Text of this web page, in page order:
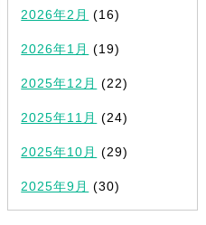
2026年2月 (16)
2026年1月 (19)
2025年12月 (22)
2025年11月 (24)
2025年10月 (29)
2025年9月 (30)